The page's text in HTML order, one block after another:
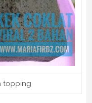
topping